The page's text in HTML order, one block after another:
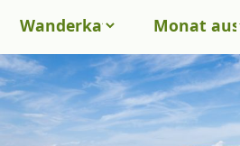
A
L
T
S
Touren
Wanderkategorie
Datum